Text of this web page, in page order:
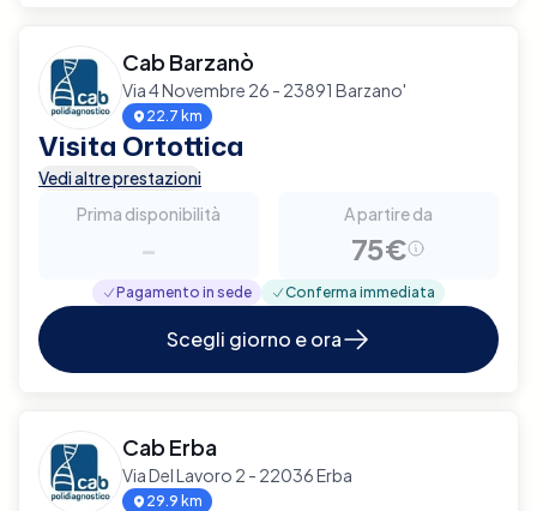
Cab Barzanò
Via 4 Novembre 26 - 23891 Barzano'
22.7 km
Visita Ortottica
Vedi altre prestazioni
Prima disponibilità
-
A partire da
75€
Pagamento in sede Conferma immediata
Scegli giorno e ora
Cab Erba
Via Del Lavoro 2 - 22036 Erba
29.9 km